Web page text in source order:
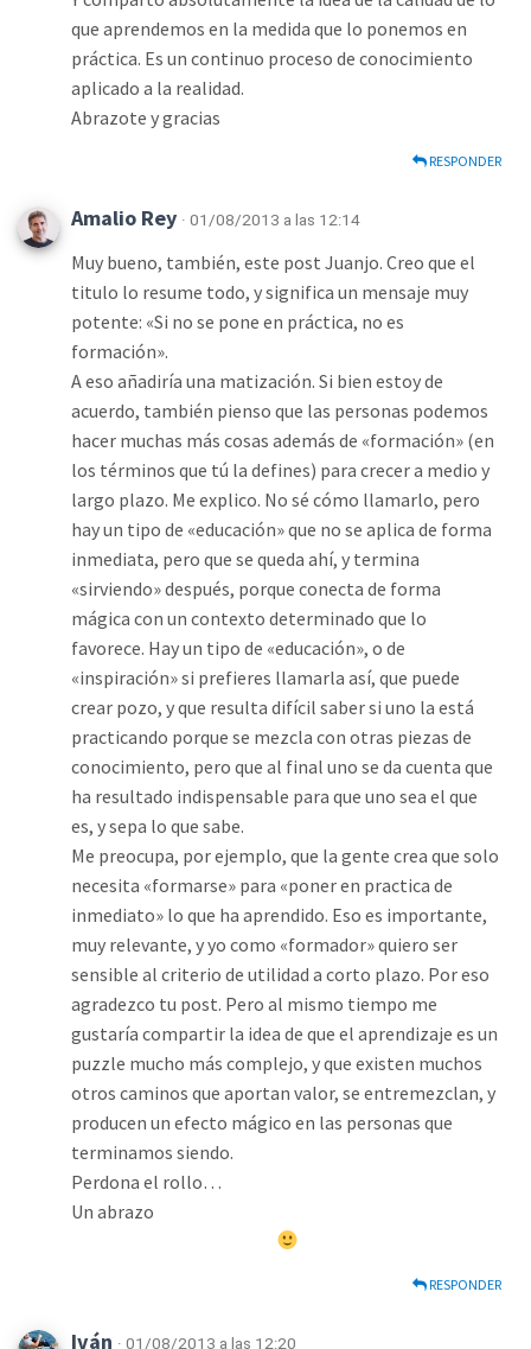
que aprendemos en la medida que lo ponemos en
práctica. Es un continuo proceso de conocimiento
aplicado a la realidad.
Abrazote y gracias
RESPONDER
Amalio Rey · 01/08/2013 a las 12:14
Muy bueno, también, este post Juanjo. Creo que el
titulo lo resume todo, y significa un mensaje muy
potente: «Si no se pone en práctica, no es
formación».
A eso añadiría una matización. Si bien estoy de
acuerdo, también pienso que las personas podemos
hacer muchas más cosas además de «formación» (en
los términos que tú la defines) para crecer a medio y
largo plazo. Me explico. No sé cómo llamarlo, pero
hay un tipo de «educación» que no se aplica de forma
inmediata, pero que se queda ahí, y termina
«sirviendo» después, porque conecta de forma
mágica con un contexto determinado que lo
favorece. Hay un tipo de «educación», o de
«inspiración» si prefieres llamarla así, que puede
crear pozo, y que resulta difícil saber si uno la está
practicando porque se mezcla con otras piezas de
conocimiento, pero que al final uno se da cuenta que
ha resultado indispensable para que uno sea el que
es, y sepa lo que sabe.
Me preocupa, por ejemplo, que la gente crea que solo
necesita «formarse» para «poner en practica de
inmediato» lo que ha aprendido. Eso es importante,
muy relevante, y yo como «formador» quiero ser
sensible al criterio de utilidad a corto plazo. Por eso
agradezco tu post. Pero al mismo tiempo me
gustaría compartir la idea de que el aprendizaje es un
puzzle mucho más complejo, y que existen muchos
otros caminos que aportan valor, se entremezclan, y
producen un efecto mágico en las personas que
terminamos siendo.
Perdona el rollo…
Un abrazo
RESPONDER
Iván · 01/08/2013 a las 12:20